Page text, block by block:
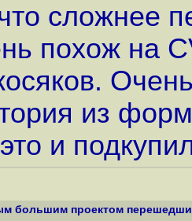
сложнее
похож на
из
и
большим проектом